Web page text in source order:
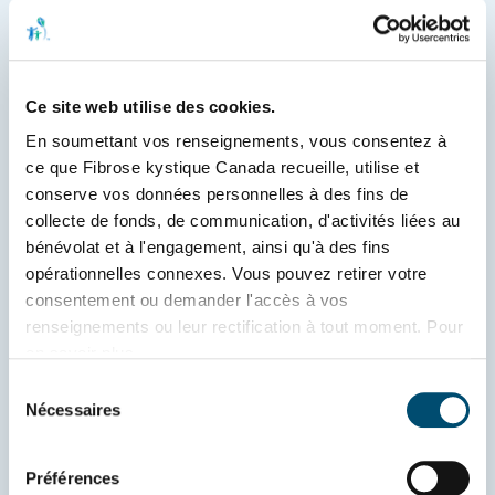
Ce site web utilise des cookies.
En soumettant vos renseignements, vous consentez à
ce que Fibrose kystique Canada recueille, utilise et
conserve vos données personnelles à des fins de
collecte de fonds, de communication, d'activités liées au
bénévolat et à l'engagement, ainsi qu'à des fins
opérationnelles connexes. Vous pouvez retirer votre
consentement ou demander l'accès à vos
renseignements ou leur rectification à tout moment. Pour
Nécessaires
Préférences
vivre la magie d’un camp d’été sans
avoir à quitter leur domicile. Ce camp a
divertissement; il visait à bâtir une
communauté où les jeunes atteints de
FK et leurs frères et sœurs peuvent
échanger, partager leurs expériences et
se soutenir mutuellement, contribuant
ainsi à atténuer le sentiment
d’isolement. Les campeurs sont
encouragés à rester en contact par
aux rencontres virtuelles à venir. Ceux
prochaines éditions du camp et d’autres